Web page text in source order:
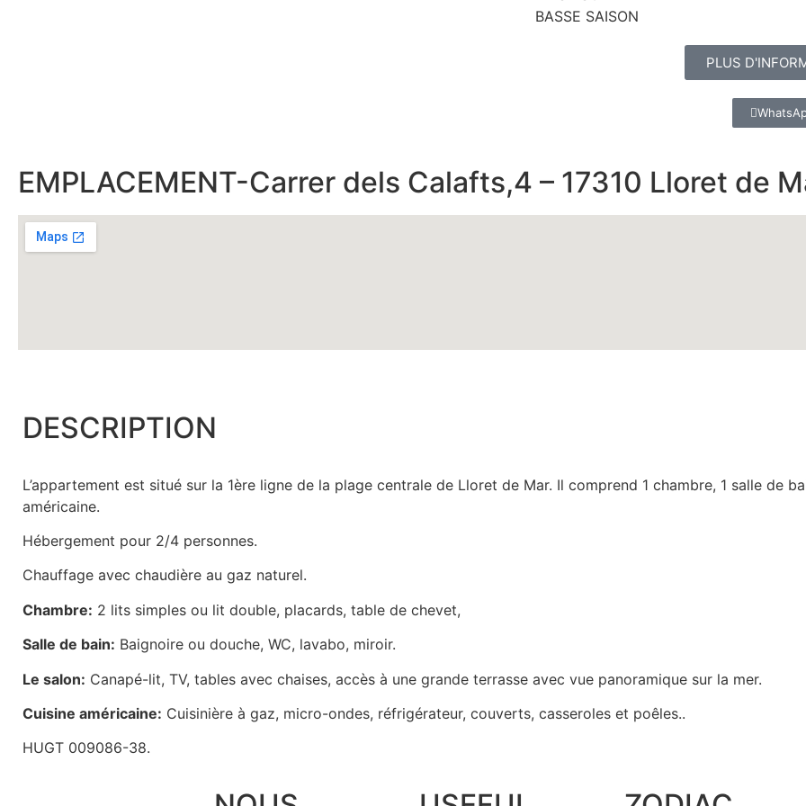
BASSE SAISON
PLUS
EMPLACEMENT-Carrer dels Calafts,4 – 17310 Lloret de
DESCRIPTION
L’appartement est situé sur la 1ère ligne de la plage centrale de Lloret de Mar. Il comprend 1 chambre, 1 salle de
américaine.
Hébergement pour 2/4 personnes.
Chauffage avec chaudière au gaz naturel.
Chambre: 2 lits simples ou lit double, placards, table de chevet,
Salle de bain: Baignoire ou douche, WC, lavabo, miroir.
Le salon: Canapé-lit, TV, tables avec chaises, accès à une grande terrasse avec vue panoramique sur la mer.
Cuisine américaine: Cuisinière à gaz, micro-ondes, réfrigérateur, couverts, casseroles et poêles..
HUGT 009086-38.